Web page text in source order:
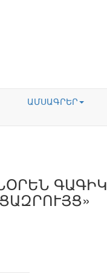
ԱՄՍԱԳՐԵՐ
ԳԱԳԻԿ